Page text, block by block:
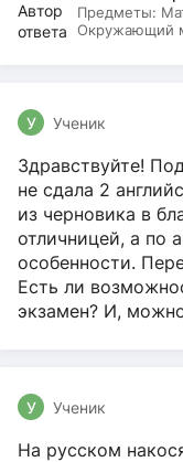
Предметы:
Окружающий
У Ученик
Здравствуйте!
не сдала 2
из черновика в
отличницей, а по
особенности.
Есть ли
экзамен? И,
У Ученик
На русском